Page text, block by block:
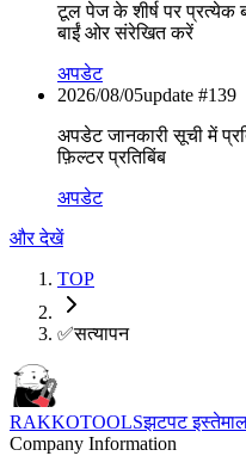
टूल पेज के शीर्ष पर प्रत्येक
बाईं ओर संरेखित करें
अपडेट
2026/08/05update #139
अपडेट जानकारी सूची में
फ़िल्टर प्रतिबिंब
अपडेट
और देखें
TOP
✅सत्यापन
RAKKOTOOLSझटपट
Company Information